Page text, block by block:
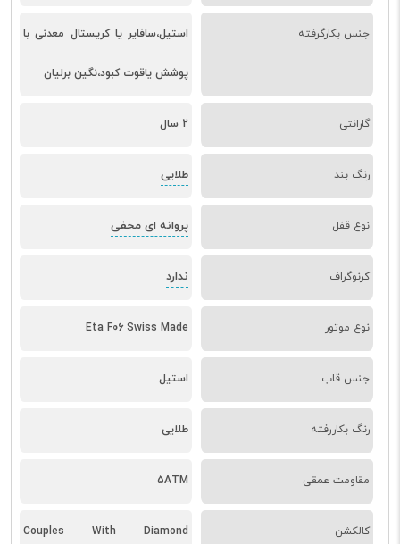
جنس بکارگرفته استیل،سافایر یا کریستال معدنی با
پوشش یاقوت کبود،نگین برلیان
گارانتی 2 سال
رنگ بند طلایی
نوع قفل پروانه ای مخفی
کرنوگراف ندارد
نوع موتور Eta F06 Swiss Made
جنس قاب استیل
رنگ بکاررفته طلایی
مقاومت عمقی 5ATM
کالکشن Couples With Diamond